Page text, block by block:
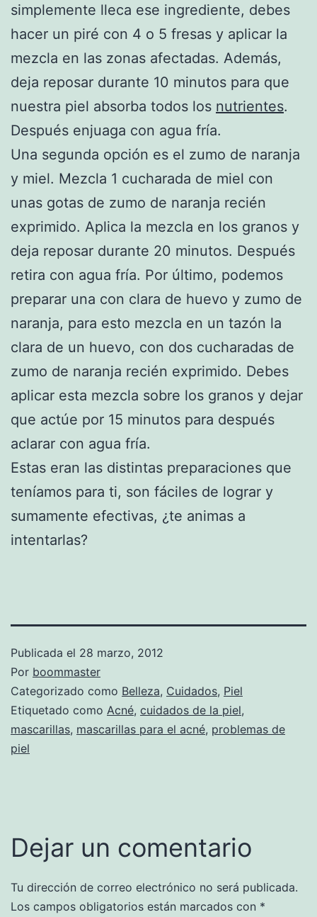
simplemente lleca ese ingrediente, debes
hacer un piré con 4 o 5 fresas y aplicar la
mezcla en las zonas afectadas. Además,
deja reposar durante 10 minutos para que
nuestra piel absorba todos los nutrientes.
Después enjuaga con agua fría.
Una segunda opción es el zumo de naranja
y miel. Mezcla 1 cucharada de miel con
unas gotas de zumo de naranja recién
exprimido. Aplica la mezcla en los granos y
deja reposar durante 20 minutos. Después
retira con agua fría. Por último, podemos
preparar una con clara de huevo y zumo de
naranja, para esto mezcla en un tazón la
clara de un huevo, con dos cucharadas de
zumo de naranja recién exprimido. Debes
aplicar esta mezcla sobre los granos y dejar
que actúe por 15 minutos para después
aclarar con agua fría.
Estas eran las distintas preparaciones que
teníamos para ti, son fáciles de lograr y
sumamente efectivas, ¿te animas a
intentarlas?
Publicada el 28 marzo, 2012
Por boommaster
Categorizado como Belleza, Cuidados, Piel
Etiquetado como Acné, cuidados de la piel,
mascarillas, mascarillas para el acné, problemas de
piel
Dejar un comentario
Tu dirección de correo electrónico no será publicada.
Los campos obligatorios están marcados con *